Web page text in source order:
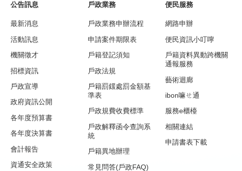
公告訊息
最新消息
活動訊息
機關徵才
招標資訊
戶政宣導
政府資訊公開
各年度預算書
各年度決算書
會計報告
資通安全政策
戶政業務
戶政業務申辦流程
申請案件期限表
戶籍登記須知
戶政法規
戶籍罰鍰處罰金額基
準表
戶政規費收費標準
戶政解釋函令查詢系
統
戶籍異地辦理
常見問答(戶政FAQ)
便民服務
網路申辦
便民資訊小叮嚀
戶籍資料異動跨機關
通報服務
藝術迴廊
ibon嘛ㄝ通
服務e櫃檯
相關連結
申請書表下載